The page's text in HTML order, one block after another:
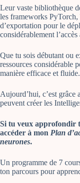
Leur vaste bibliothèque
les frameworks
d’exportation pour le
considérablement
Que tu sois débutant ou
ressources considérable
manière efficace et fluide.
Aujourd’hui, c’est grâce
peuvent créer les
Si tu veux approfondir
accéder à mon Plan
neurones.
Un programme de 7
ton parcours pour